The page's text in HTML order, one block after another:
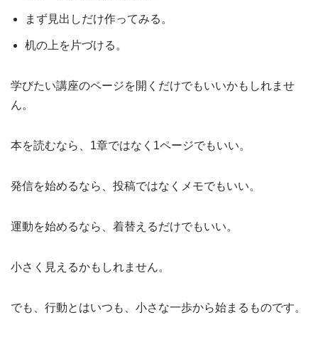
まず見出しだけ作ってみる。
机の上を片づける。
学びたい講座のページを開くだけでもいいかもしれませ
ん。
本を読むなら、1章ではなく1ページでもいい。
発信を始めるなら、投稿ではなくメモでもいい。
運動を始めるなら、着替えるだけでもいい。
小さく見えるかもしれません。
でも、行動とはいつも、小さな一歩から始まるものです。